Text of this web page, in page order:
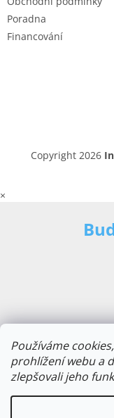
Používáme
prohlížení webu a
zlepšovali jeho
Poradna
Financování
Copyright 2026
×
E-mailová adresa